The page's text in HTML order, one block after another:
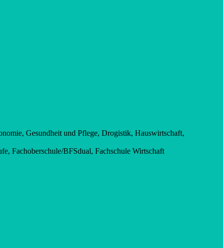
Gesundheit und Pflege, Drogistik, Hauswirtschaft,
Fachoberschule/BFSdual, Fachschule Wirtschaft